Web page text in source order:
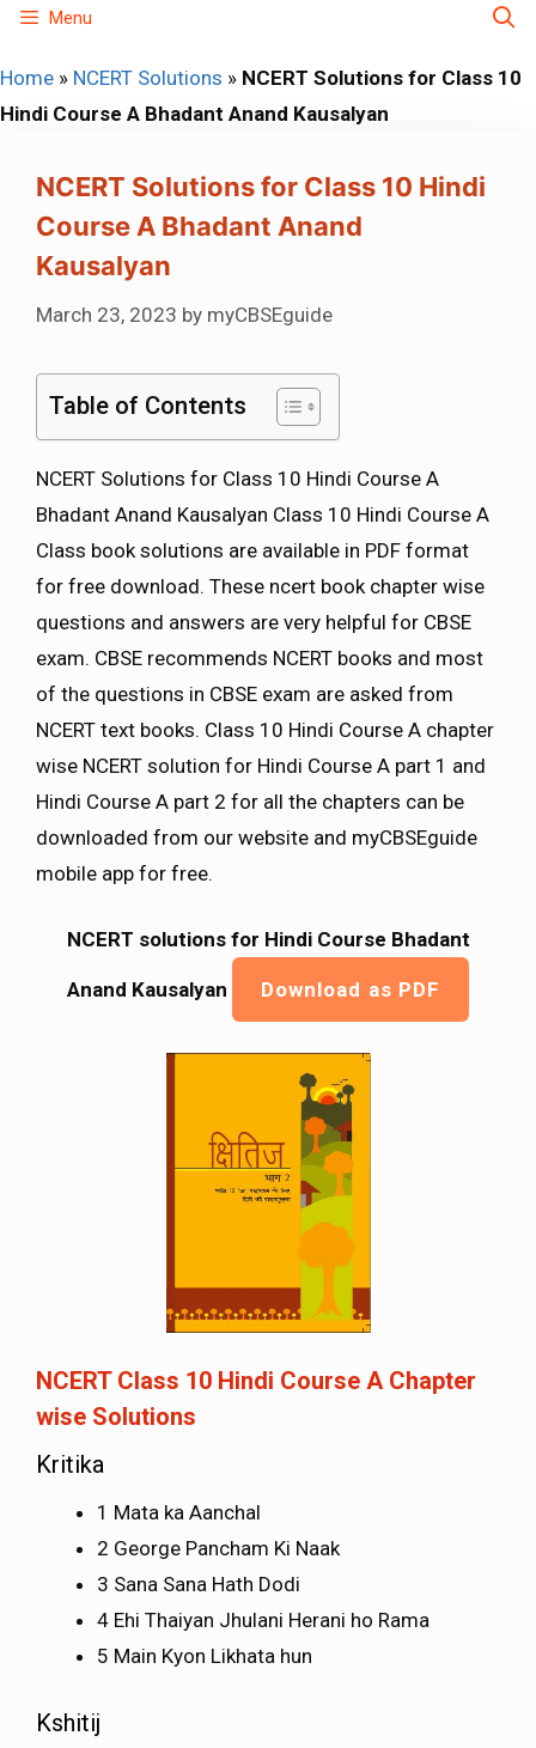
Skip
content
Menu
Home » NCERT Solutions » NCERT Solutions for Class 10
Hindi Course A Bhadant Anand Kausalyan
NCERT Solutions for Class 10 Hindi
Course A Bhadant Anand
Kausalyan
March 23, 2023 by myCBSEguide
Table of Contents
NCERT Solutions for Class 10 Hindi Course A
Bhadant Anand Kausalyan Class 10 Hindi Course A
Class book solutions are available in PDF format
for free download. These ncert book chapter wise
questions and answers are very helpful for CBSE
exam. CBSE recommends NCERT books and most
of the questions in CBSE exam are asked from
NCERT text books. Class 10 Hindi Course A chapter
wise NCERT solution for Hindi Course A part 1 and
Hindi Course A part 2 for all the chapters can be
downloaded from our website and myCBSEguide
mobile app for free.
NCERT solutions for Hindi Course Bhadant
Anand Kausalyan Download as PDF
NCERT Class 10 Hindi Course A Chapter
wise Solutions
Kritika
1 Mata ka Aanchal
2 George Pancham Ki Naak
3 Sana Sana Hath Dodi
4 Ehi Thaiyan Jhulani Herani ho Rama
5 Main Kyon Likhata hun
Kshitij